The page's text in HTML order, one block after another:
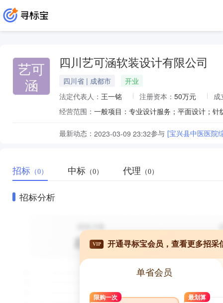
艺可
涵
四川艺可涵软装设计有限公司
四川省 | 成都市
开业
法定代表人： 王一铭 注册资本： 50万元
成
经营范围：
最新动态： 2023-03-09 23:32参与 [宝兴县中医医院
招标 （0） 中标 （0） 代理 （0）
招标分析
VIP 开通寻标宝会员，查看更多招采
单省会员
限购一次 最划算